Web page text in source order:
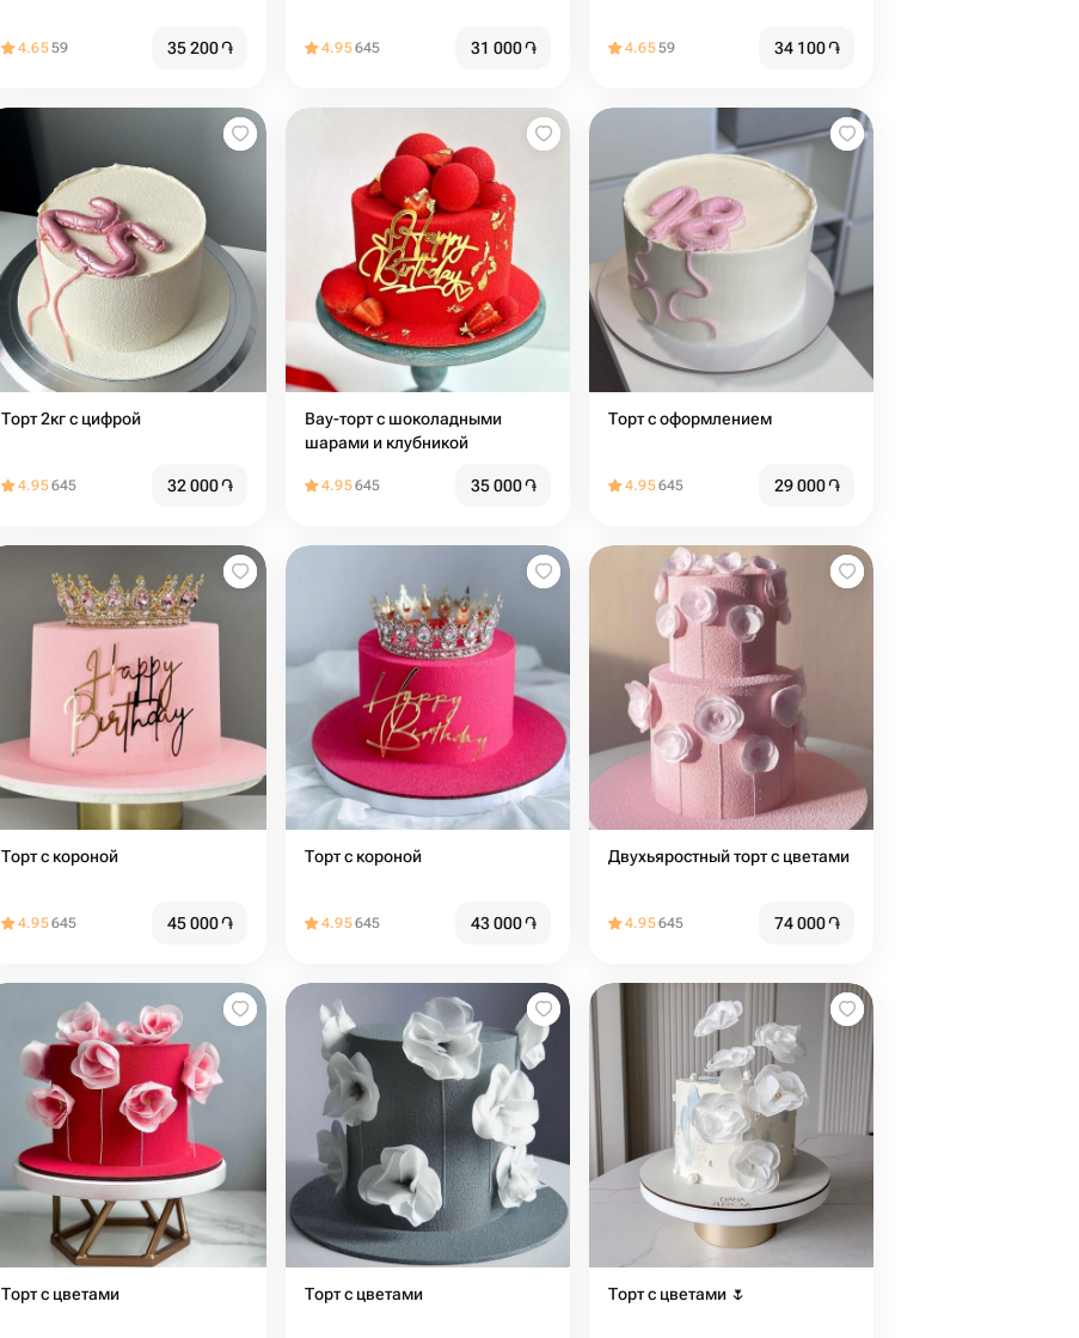
4.6559 35 200֏ 4.95645 31 000֏ 4.6559 34 100֏
Торт 2кг с цифрой
4.95645 32 000֏
Вау-торт с шоколадными
шарами и клубникой
4.95645 35 000֏
Торт с оформлением
4.95645 29 000֏
Торт с короной
4.95645 45 000֏
Торт с короной
4.95645 43 000֏
Двухьяростный торт с цветами
4.95645 74 000֏
Торт с цветами Торт с цветами Торт с цветами 🌷